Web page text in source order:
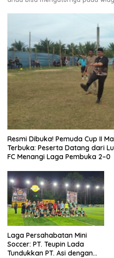
Resmi Dibuka! Pemuda Cup II
Terbuka: Peserta Datang dari
FC Menangi Laga Pembuka 2–0
Laga Persahabatan Mini
Soccer: PT. Teupin Lada
Tundukkan PT. Asi dengan